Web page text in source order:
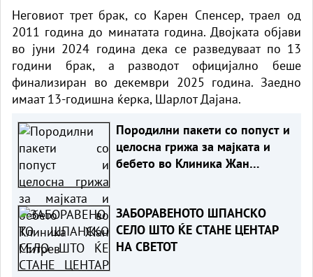
Неговиот трет брак, со Карен Спенсер, траел од
2011 година до минатата година. Двојката објави
во јуни 2024 година дека се разведуваат по 13
години брак, а разводот официјално беше
финализиран во декември 2025 година. Заедно
имаат 13-годишна ќерка, Шарлот Дајана.
Породилни пакети со попуст и
целосна грижа за мајката и
бебето во Клиника Жан
ЗАБОРАВЕНОТО ШПАНСКО
СЕЛО ШТО ЌЕ СТАНЕ ЦЕНТАР
НА СВЕТОТ